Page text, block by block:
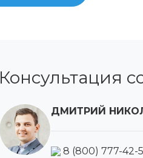
Консультация
ДМИТРИЙ
8 (800) 777-42-